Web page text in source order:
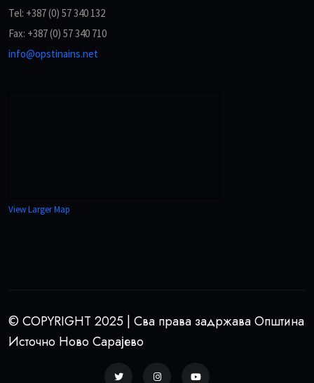
Tel: +387 (0) 57 340 132
Fax: +387 (0) 57 340 710
info@opstinains.net
View Larger Map
© COPYRIGHT 2025 | Сва права задржава Општина
Источно Ново Сарајево